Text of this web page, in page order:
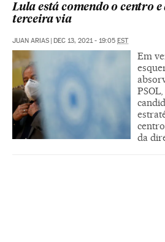
Lula está comendo o centro
terceira via
JUAN ARIAS DEC 13, 2021 - 19:05 EST
Em
da